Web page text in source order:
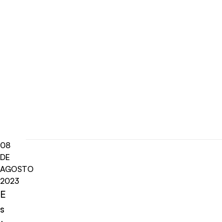
08
DE
AGOSTO
2023
E
s